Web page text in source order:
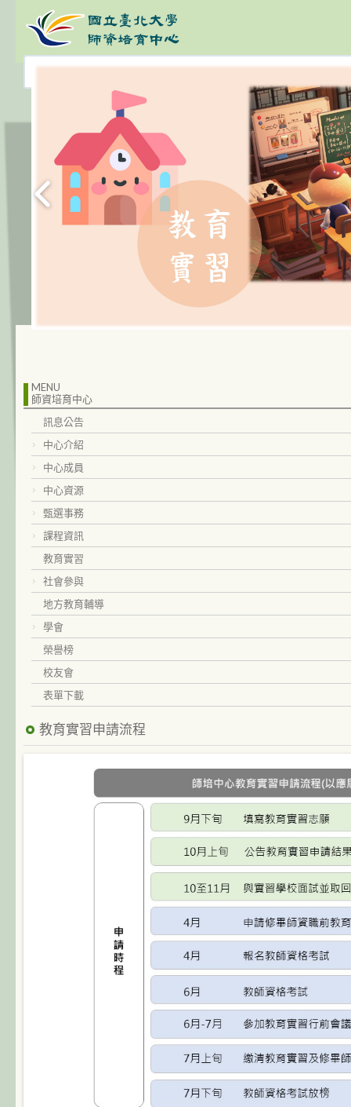
MENU
師資培育中心
訊息公告
中心介紹
中心成員
中心資源
甄選事務
課程資訊
教育實習
社會參與
地方教育輔導
學會
榮譽榜
校友會
表單下載
教育實習申請流程